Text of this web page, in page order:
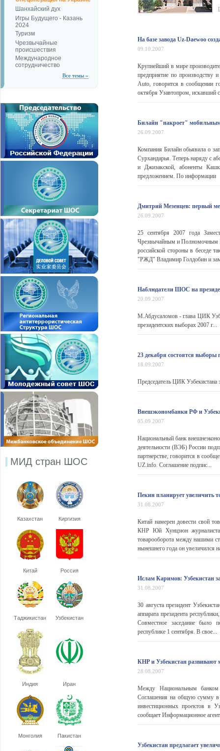
Шанхайский дух
Игры Будущего - Казань
2024
Туризм
Чрезвычайные
происшествия
Международное
сотрудничество
Все темы »
МИД стран ШОС
Казахстан Киргизия
Китай Россия
Таджикистан Узбекистан
Индия Иран
Монголия Пакистан
На базе завода Uz-Daewoo
09.10.2007
Крупнейший в мире
предприятие по производству
Auto, говорится в сообщении
октября Узавтопром, искавший
Билайн "накроет" мобильным
26.09.2007
Компания Билайн обьявила о
Сурхандарья. Теперь наряду с
и Джизакской, абоненты
предложением. По информации
Дмитрий Мезенцев: первый
26.09.2007
25 сентября 2007 года
Чрезвычайным и Полномочным
российской стороны в беседе
"РЖД" Владимир Голдобин и
Наблюдатели ШОС на
20.09.2007
М.Абдусаломов - глава ЦИК
президентских выборах 2007 г...
23 декабря состоятся выборы
18.09.2007
Председатель ЦИК Узбекистана
Внешэкономбанки РФ и
05.09.2007
Национальный банк
деятельности (ВЭБ) России
партнерстве, говорится в
UZ.info. Соглашение подпис...
Пекин планирует увеличить
31.08.2007
Китай намерен довести свой
КНР Юй Хунцзюн
товарооборота между нашими
нынешнего года он увеличился
Ислам Каримов: Узбекистан
31.08.2007
30 августа президент
аппарата президента
Совместное заседание было
республике 1 сентября. В свое...
КНР и Узбекистан развивают
28.08.2007
Между Национальным банком
Соглашения на общую сумму в
инвестиционных проектов в
сообщает Информационное
Узбекистан предлагает